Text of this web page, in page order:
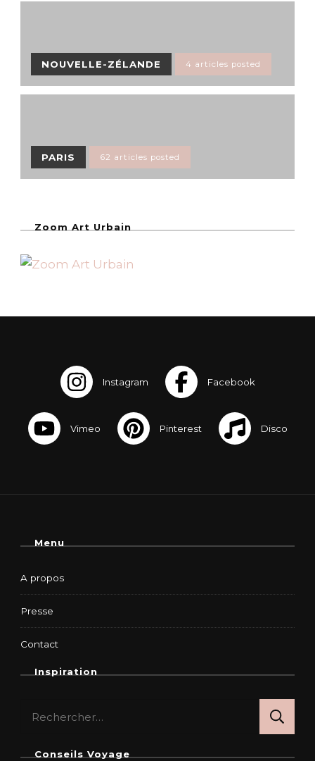
NOUVELLE-ZÉLANDE 4 articles posted
PARIS 62 articles posted
Zoom Art Urbain
Menu
A propos
Presse
Contact
Inspiration
Conseils Voyage